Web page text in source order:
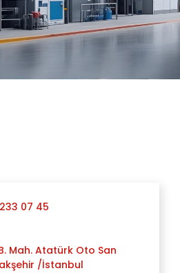
07 45
Mah. Atatürk Oto San
/İstanbul